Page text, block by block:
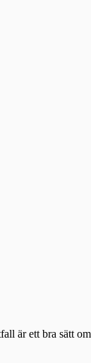
är ett bra sätt